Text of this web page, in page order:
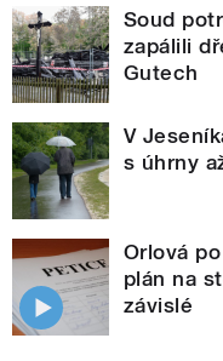
Soud
zapálili
Gutech
V
s úhrny
Orlová
plán na
závislé